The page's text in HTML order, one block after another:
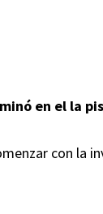
en el la
con la